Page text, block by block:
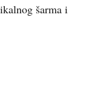
šarma i